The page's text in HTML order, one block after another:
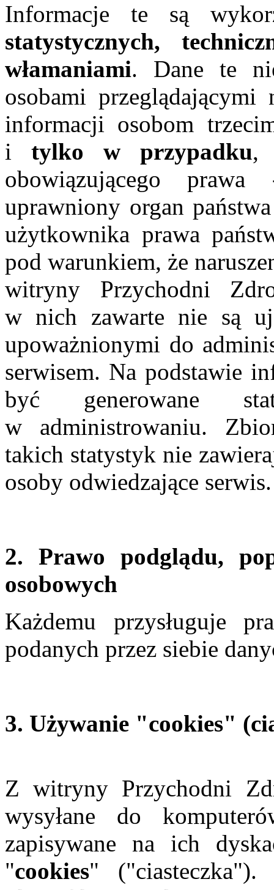
Informacje te są
statystycznych,
włamaniami. Dane te
osobami przeglądającymi
informacji osobom
i tylko w przypadku,
obowiązującego
uprawniony organ
użytkownika prawa
pod warunkiem, że
witryny Przychodni
w nich zawarte nie są
upoważnionymi do
serwisem. Na podstawie
być generowane
w administrowaniu.
takich statystyk nie
osoby odwiedzające serwis.
2. Prawo podglądu,
osobowych
Każdemu przysługuje
podanych przez siebie
3. Używanie "cookies"
Z witryny Przychodni
wysyłane do
zapisywane na ich
"cookies"